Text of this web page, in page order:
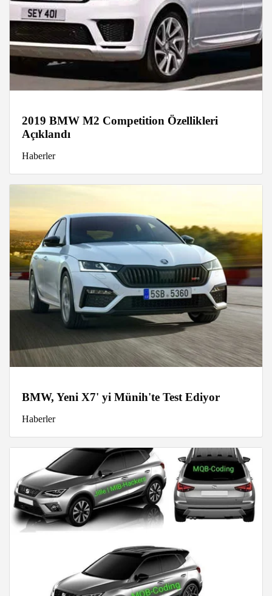
2019 BMW M2 Competition Özellikleri
Açıklandı
Haberler
BMW, Yeni X7' yi Münih'te Test Ediyor
Haberler